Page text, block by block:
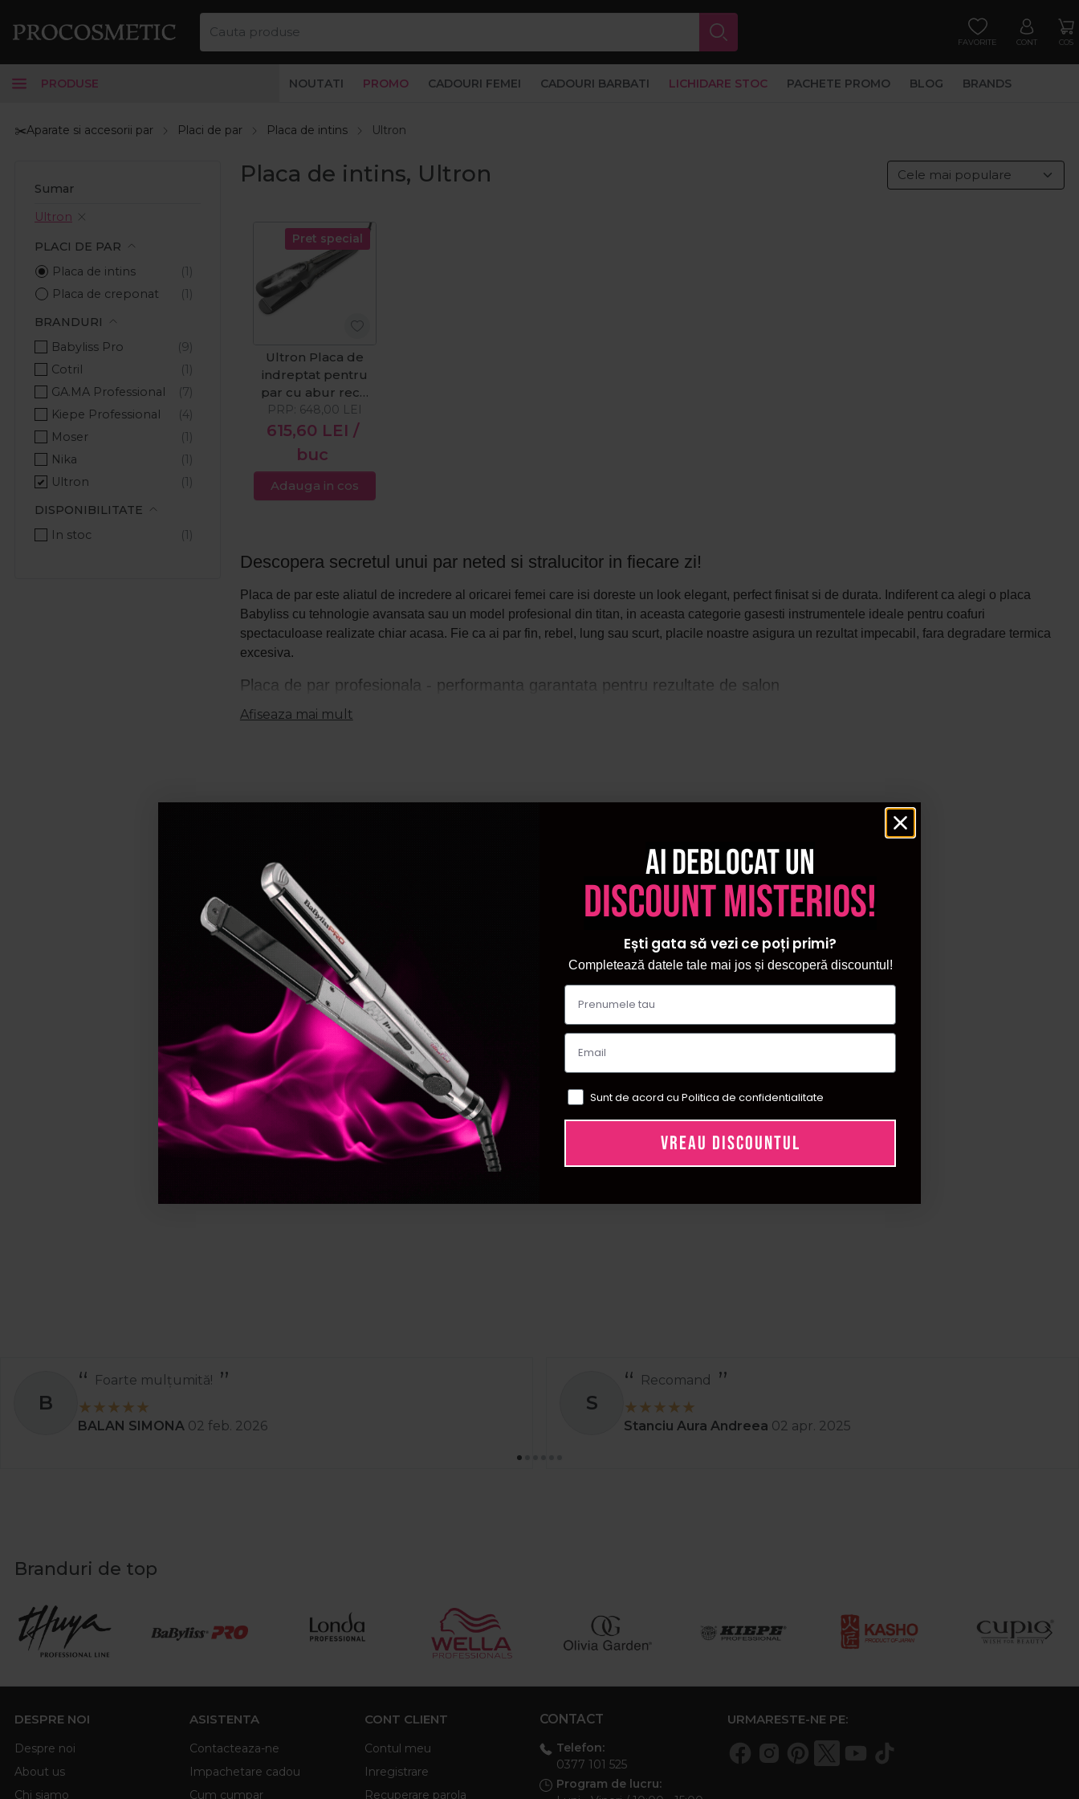
FAVORITE CONT COS
PRODUSE NOUTATI PROMO CADOURI FEMEI CADOURI BARBATI LICHIDARE STOC PACHETE PROMO BLOG BRANDS
✂️Aparate si accesorii par Placi de par Placa de intins Ultron
Sumar
Ultron
PLACI DE PAR
Placa de intins
Placa de creponat
BRANDURI
Babyliss Pro
Cotril
GA.MA Professional
Kiepe Professional
Moser
Nika
Ultron
DISPONIBILITATE
In stoc
Placa de intins, Ultron
Pret special
Ultron Placa de
indreptat pentru
par cu abur rece
Oshun Cold
Vapour
615,60 LEI /
buc
PRP: 648,00 LEI
Adauga in cos
Descopera secretul unui par neted si stralucitor in fiecare zi!
Placa de par este aliatul de incredere al oricarei femei care isi doreste un look elegant, perfect finisat si de durata. Indiferent ca alegi o placa
Babyliss cu tehnologie avansata sau un model profesional din titan, in aceasta categorie gasesti instrumentele ideale pentru coafuri
spectaculoase realizate chiar acasa. Fie ca ai par fin, rebel, lung sau scurt, placile noastre asigura un rezultat impecabil, fara degradare termica
excesiva.
Placa de par profesionala - performanta garantata pentru rezultate de salon
O placa de par profesionala este construita pentru precizie, eficienta si protectie. Modelele de la branduri consacrate precum Babyliss Pro, Cotril,
coafare, protejand in acelasi timp sanatatea firului de par.
Nu lasa stylingul pe seama norocului - alege azi placa ideala din colectia noastra si obtine coafuri ca la salon, in fiecare zi! 💇‍♀️🔥
1. Ce beneficii ofera o placa de par Babyliss fata de alte branduri?
Placile de par Babyliss se remarca prin tehnologie avansata de incalzire, placi cu invelis titan sau ceramica turmalina si control precis al
temperaturii. Ofera o netezire perfecta si protejeaza firul de par impotriva deteriorarii, fiind ideala pentru femeile care doresc rezultate rapide si
profesionale acasa. 💁‍♀️
2. Cum aleg o placa de indreptat parul potrivita tipului meu de par?
Alege o placa de indreptat parul in functie de grosimea si lungimea firului de par. Pentru par gros sau lung, opteaza pentru placi late si temperaturi
ridicate, iar pentru par fin sau tratat chimic, sunt recomandate placile ceramice si controlul digital al temperaturii.
3. De ce sa investesc intr-o placa de par Babyliss profesionala?
O placa de par Babyliss profesionala asigura o incalzire uniforma, durabilitate si styling rapid. Este ideala pentru utilizare frecventa, oferind un
aspect neted si stralucitor cu fiecare utilizare. Perfecta pentru femeile care doresc performanta de salon acasa. 🌟
4. Care sunt avantajele oferite de o placa par profesionala fata de una clasica?
O placa par profesionala este construita din materiale de calitate superioara, precum titanul, si are functii avansate de reglare a temperaturii si
Afiseaza mai mult
B
Foarte mulțumită!
BALAN SIMONA 02 feb. 2026
S
Recomand
Stanciu Aura Andreea 02 apr. 2025
Branduri de top
DESPRE NOI
Despre noi
About us
Chi siamo
ASISTENTA
Contacteaza-ne
Impachetare cadou
Cum cumpar
CONT CLIENT
Contul meu
Inregistrare
Recuperare parola
CONTACT
Telefon:
0377 101 525
Program de lucru:
URMARESTE-NE PE:
Ai deblocat un
discount misterios!
Ești gata să vezi ce poți primi?
Completează datele tale mai jos și descoperă discountul!
Sunt de acord cu Politica de confidentialitate
VREAU DISCOUNTUL